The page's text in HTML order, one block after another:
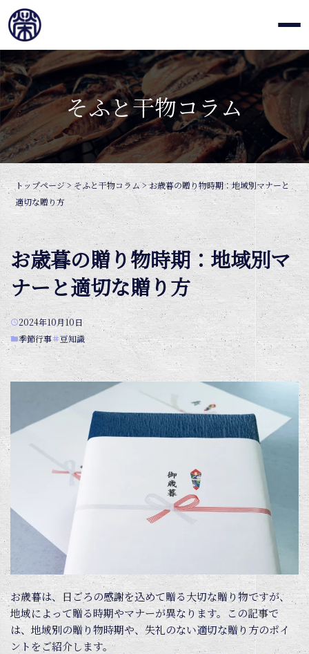
そふと干物コラム
トップページ> そふと干物コラム>お歳暮の贈り物時期：地域別マナーと
適切な贈り方
お歳暮の贈り物時期：地域別マ
ナーと適切な贈り方
2024年10月10日
季節行事
豆知識
お歳暮は、日ごろの感謝を込めて贈る大切な贈り物ですが、
地域によって贈る時期やマナーが異なります。この記事で
は、地域別の贈り物時期や、失礼のない適切な贈り方のポイ
ントをご紹介します。